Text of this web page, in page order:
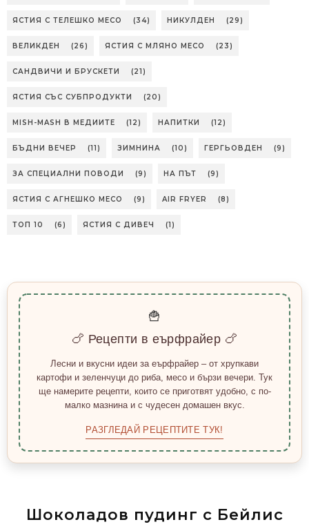
ЯСТИЯ С ТЕЛЕШКО МЕСО (34) НИКУЛДЕН (29)
ВЕЛИКДЕН (26) ЯСТИЯ С МЛЯНО МЕСО (23)
САНДВИЧИ И БРУСКЕТИ (21)
ЯСТИЯ СЪС СУБПРОДУКТИ (20)
MISH-MASH В МЕДИИТЕ (12) НАПИТКИ (12)
БЪДНИ ВЕЧЕР (11) ЗИМНИНА (10) ГЕРГЬОВДЕН (9)
ЗА СПЕЦИАЛНИ ПОВОДИ (9) НА ПЪТ (9)
ЯСТИЯ С АГНЕШКО МЕСО (9) AIR FRYER (8)
ТОП 10 (6) ЯСТИЯ С ДИВЕЧ (1)
🍟
🍗 Рецепти в еърфрайер 🍗
Лесни и вкусни идеи за еърфрайер – от хрупкави
картофи и зеленчуци до риба, месо и бързи вечери. Тук
ще намерите рецепти, които се приготвят удобно, с по-
малко мазнина и с чудесен домашен вкус.
РАЗГЛЕДАЙ РЕЦЕПТИТЕ ТУК!
Шоколадов пудинг с Бейлис